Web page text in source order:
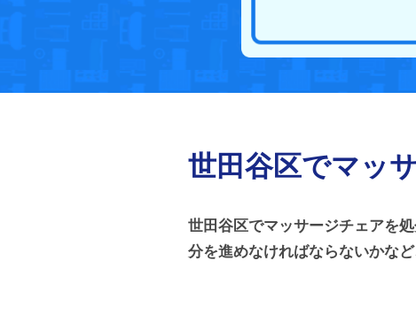
世田谷区でマッ
世田谷区でマッサージチェアを
分を進めなければならないかな